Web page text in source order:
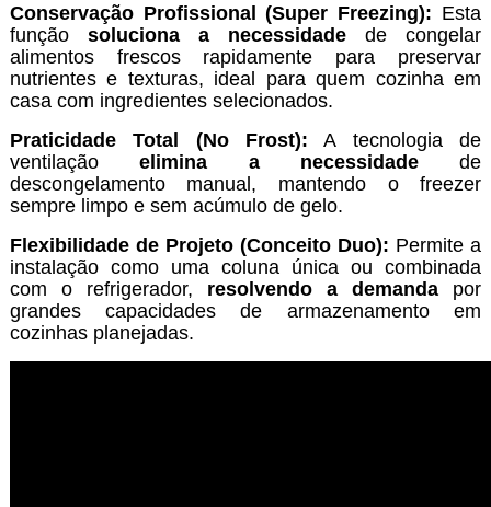
Conservação Profissional (Super Freezing): Esta
função soluciona a necessidade de congelar
alimentos frescos rapidamente para preservar
nutrientes e texturas, ideal para quem cozinha em
casa com ingredientes selecionados.
Praticidade Total (No Frost): A tecnologia de
ventilaçãoelimina a necessidadede
descongelamento manual, mantendo o freezer
sempre limpo e sem acúmulo de gelo.
Flexibilidade de Projeto (Conceito Duo): Permite a
instalação como uma coluna única ou combinada
com o refrigerador, resolvendo a demanda por
grandes capacidades de armazenamento em
cozinhas planejadas.